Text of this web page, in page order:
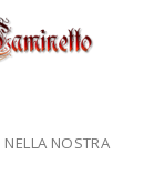
NOSTRA